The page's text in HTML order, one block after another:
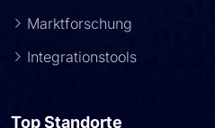
Marktforschung
Integrationstools
Top Standorte